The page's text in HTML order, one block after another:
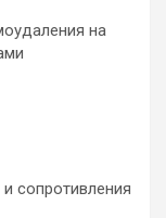
сопротивления